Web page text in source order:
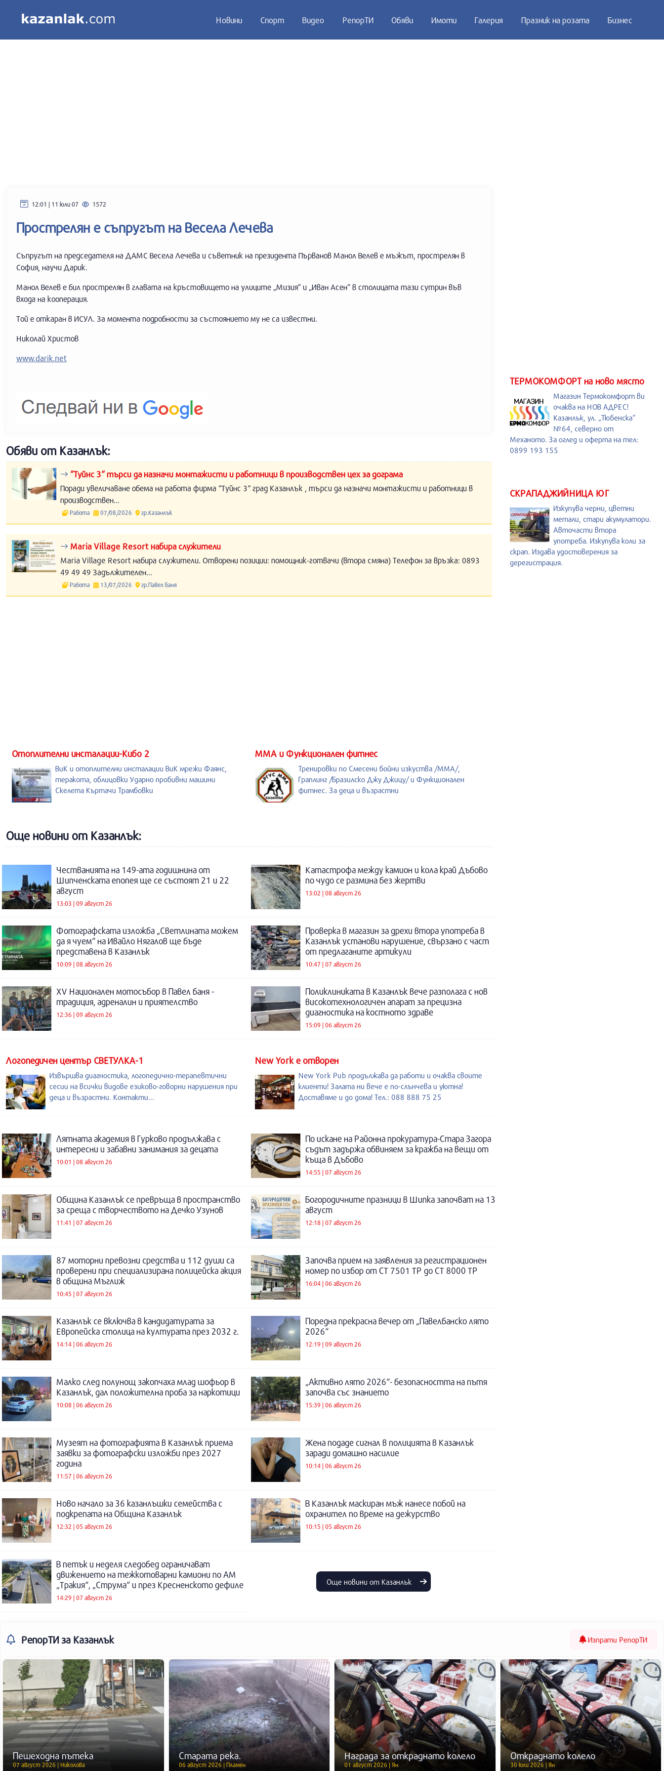
Новини Спорт Видео РепорТИ Обяви Имоти Галерия Празник на розата Бизнес
12:01 | 11 юли 07 1572
Прострелян е съпругът на Весела Лечева
Съпругът на председателя на ДАМС Весела Лечева и съветник на президента Първанов Манол Велев е мъжът, прострелян в
София, научи Дарик.
Манол Велев е бил прострелян в главата на кръстовището на улиците „Мизия” и „Иван Асен” в столицата тази сутрин във
входа на кооперация.
Той е откаран в ИСУЛ. За момента подробности за състоянието му не са известни.
Николай Христов
www.darik.net
Обяви от Казанлък:
“Туйнс 3“ търси да назначи монтажисти и работници в производствен цех за дограма
Поради увеличаване обема на работа фирма “Туйнс 3“ град Казанлък , търси да назначи монтажисти и работници в
производствен...
Работа 07/08/2026 гр.Казанлък
Maria Village Resort набира служители
Maria Village Resort набира служители. Отворени позиции: помощник-готвачи (втора смяна) Телефон за връзка: 0893
49 49 49 Задължителен...
Работа 13/07/2026 гр.Павел Баня
ТЕРМОКОМФОРТ на ново място
Магазин Термокомфорт ви
очаква на НОВ АДРЕС!
Казанлък, ул. „Тюбенска“
№64, северно от
Механото. За оглед и оферта на тел:
0899 193 155
СКРАПАДЖИЙНИЦА ЮГ
Изкупува черни, цветни
метали, стари акумулатори.
Авточасти втора
употреба. Изкупува коли за
скрап. Издава удостоверения за
дерегистрация.
Отоплителни инсталации-Кибо 2
ВиК и отоплителни инсталации ВиК мрежи Фаянс,
теракота, облицовки Ударно пробивни машини
Скелета Къртачи Трамбовки
ММА и Функционален фитнес
Тренировки по Смесени бойни изкуства /MMA/,
Граплинг /Бразилско Джу Джицу/ и Функционален
фитнес. За деца и възрастни
Още новини от Казанлък:
Честванията на 149-ата годишнина от
Шипченската епопея ще се състоят 21 и 22
август
13:03 | 09 август 26
Катастрофа между камион и кола край Дъбово
по чудо се размина без жертви
13:02 | 08 август 26
Фотографската изложба „Светлината можем
да я чуем“ на Ивайло Нягалов ще бъде
представена в Казанлък
10:09 | 08 август 26
Проверка в магазин за дрехи втора употреба в
Казанлък установи нарушение, свързано с част
от предлаганите артикули
10:47 | 07 август 26
XV Национален мотосъбор в Павел баня -
традиция, адреналин и приятелство
12:36 | 09 август 26
Поликлиниката в Казанлък вече разполага с нов
високотехнологичен апарат за прецизна
диагностика на костното здраве
15:09 | 06 август 26
Логопедичен център СВЕТУЛКА-1
Извършва диагностика, логопедично-терапевтични
сесии на всички видове езиково-говорни нарушения при
деца и възрастни. Контакти...
New York е отворен
New York Pub продължава да работи и очаква своите
клиенти! Залата ни вече е по-слънчева и уютна!
Доставяме и до дома! Тел.: 088 888 75 25
Лятната академия в Гурково продължава с
интересни и забавни занимания за децата
10:01 | 08 август 26
По искане на Районна прокуратура-Стара Загора
съдът задържа обвиняем за кражба на вещи от
къща в Дъбово
14:55 | 07 август 26
Община Казанлък се превръща в пространство
за среща с творчеството на Дечко Узунов
11:41 | 07 август 26
Богородичните празници в Шипка започват на 13
август
12:18 | 07 август 26
87 моторни превозни средства и 112 души са
проверени при специализирана полицейска акция
в община Мъглиж
10:45 | 07 август 26
Започва прием на заявления за регистрационен
номер по избор от СТ 7501 ТР до СТ 8000 ТР
16:04 | 06 август 26
Казанлък се включва в кандидатурата за
Европейска столица на културата през 2032 г.
14:14 | 06 август 26
Поредна прекрасна вечер от „Павелбанско лято
2026“
12:19 | 09 август 26
Малко след полунощ закопчаха млад шофьор в
Казанлък, дал положителна проба за наркотици
10:08 | 06 август 26
„Активно лято 2026“- безопасността на пътя
започва със знанието
15:39 | 06 август 26
Музеят на фотографията в Казанлък приема
заявки за фотографски изложби през 2027
година
11:57 | 06 август 26
Жена подаде сигнал в полицията в Казанлък
заради домашно насилие
10:14 | 06 август 26
Ново начало за 36 казанлъшки семейства с
подкрепата на Община Казанлък
12:32 | 05 август 26
В Казанлък маскиран мъж нанесе побой на
охранител по време на дежурство
10:15 | 05 август 26
В петък и неделя следобед ограничават
движението на тежкотоварни камиони по АМ
„Тракия“, „Струма“ и през Кресненското дефиле
14:29 | 07 август 26
Още новини от Казанлък
РепорТИ за Казанлък Изпрати РепорТИ
Пешеходна пътека
07 август 2026 | Николова
Старата река.
06 август 2026 | Пламен
Награда за откраднато колело
01 август 2026 | Ян
Откраднато колело
30 юли 2026 | Ян